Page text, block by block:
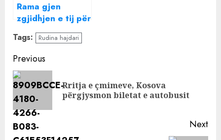
Rama gjen
zgjidhjen e tij për
të kursyer naftë:
Nga data 3 prill e
diela e parë e
muajit nis pa
makina
Tags: Rudina hajdari
Continue
Reading
Previous
Rritja e çmimeve, Kosova
përgjysmon biletat e autobusit
Next